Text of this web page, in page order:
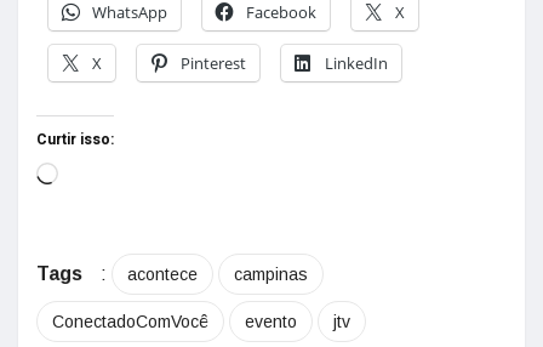
WhatsApp
Facebook X
X Pinterest LinkedIn
Curtir isso:
Tags : acontece campinas
ConectadoComVocê evento jtv